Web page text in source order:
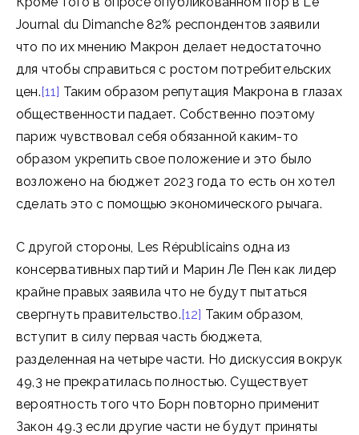
Journal du Dimanche 82% респондентов заявили
что по их мнению Макрон делает недостаточно
для чтобы справиться с ростом потребительских
цен.[11] Таким образом репутация Макрона в глазах
общественности падает. Собственно поэтому
париж чувствовал себя обязанной каким-то
образом укрепить свое положение и это было
возложено на бюджет 2023 года то есть он хотел
сделать это с помощью экономического рычага.
С другой стороны, Les Républicains одна из
консервативных партий и Марин Ле Пен как лидер
крайне правых заявила что не будут пытаться
свергнуть правительство.[12] Таким образом,
вступит в силу первая часть бюджета,
разделенная на четыре части. Но дискуссия вокрук
49,3 не прекратилась полностью. Существует
вероятность того что Борн повторно применит
Закон 49.3 если другие части не будут приняты